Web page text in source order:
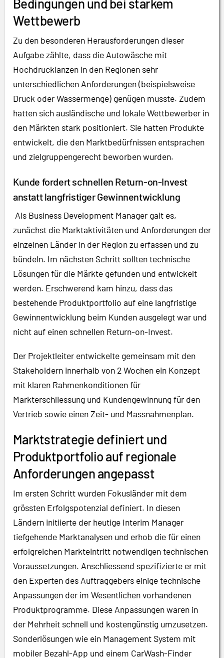
Bedingungen und bei starkem
Wettbewerb
Zu den besonderen Herausforderungen dieser
Aufgabe zählte, dass die Autowäsche mit
Hochdrucklanzen in den Regionen sehr
unterschiedlichen Anforderungen (beispielsweise
Druck oder Wassermenge) genügen musste. Zudem
hatten sich ausländische und lokale Wettbewerber in
den Märkten stark positioniert. Sie hatten Produkte
entwickelt, die den Marktbedürfnissen entsprachen
und zielgruppengerecht beworben wurden.
Kunde fordert schnellen Return-on-Invest
anstatt langfristiger Gewinnentwicklung
Als Business Development Manager galt es,
zunächst die Marktaktivitäten und Anforderungen der
einzelnen Länder in der Region zu erfassen und zu
bündeln. Im nächsten Schritt sollten technische
Lösungen für die Märkte gefunden und entwickelt
werden. Erschwerend kam hinzu, dass das
bestehende Produktportfolio auf eine langfristige
Gewinnentwicklung beim Kunden ausgelegt war und
nicht auf einen schnellen Return-on-Invest.
Der Projektleiter entwickelte gemeinsam mit den
Stakeholdern innerhalb von 2 Wochen ein Konzept
mit klaren Rahmenkonditionen für
Markterschliessung und Kundengewinnung für den
Vertrieb sowie einen Zeit- und Massnahmenplan.
Marktstrategie definiert und
Produktportfolio auf regionale
Anforderungen angepasst
Im ersten Schritt wurden Fokusländer mit dem
grössten Erfolgspotenzial definiert. In diesen
Ländern initiierte der heutige Interim Manager
tiefgehende Marktanalysen und erhob die für einen
erfolgreichen Markteintritt notwendigen technischen
Voraussetzungen. Anschliessend spezifizierte er mit
den Experten des Auftraggebers einige technische
Anpassungen der im Wesentlichen vorhandenen
Produktprogramme. Diese Anpassungen waren in
der Mehrheit schnell und kostengünstig umzusetzen.
Sonderlösungen wie ein Management System mit
mobiler Bezahl-App und einem CarWash-Finder